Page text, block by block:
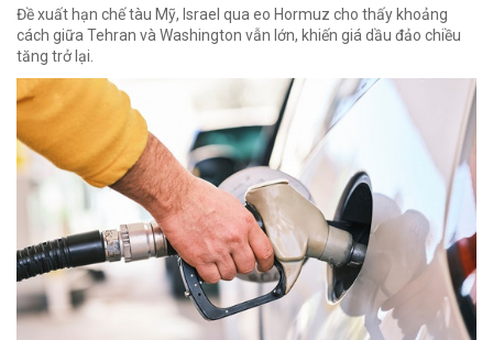
Đề xuất hạn chế tàu Mỹ, Israel qua eo Hormuz cho thấy khoảng
cách giữa Tehran và Washington vẫn lớn, khiến giá dầu đảo chiều
tăng trở lại.